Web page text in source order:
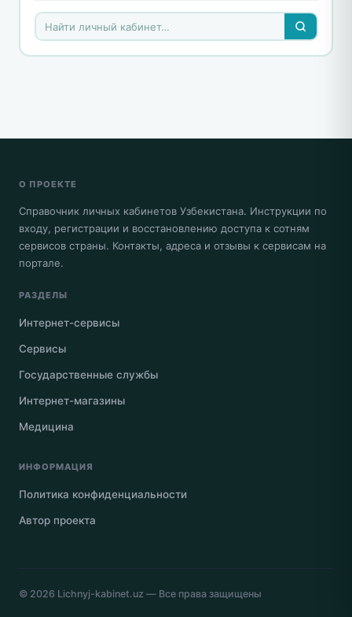
О ПРОЕКТЕ
Справочник личных кабинетов Узбекистана. Инструкции по
входу, регистрации и восстановлению доступа к сотням
сервисов страны. Контакты, адреса и отзывы к сервисам на
портале.
РАЗДЕЛЫ
Интернет-сервисы
Сервисы
Государственные службы
Интернет-магазины
Медицина
ИНФОРМАЦИЯ
Политика конфиденциальности
Автор проекта
© 2026 Lichnyj-kabinet.uz — Все права защищены